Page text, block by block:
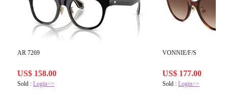
AR 7269
US$ 158.00
Sold : Login>>
VONNIE/F/S
US$ 177.00
Sold :Login>>